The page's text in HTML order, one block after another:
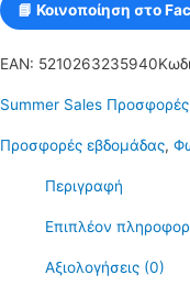
serenity
55
ποσότητα
📘 Κοινοποίηση στο
EAN: 5210263235940
Summer Sales Προσφορές
Προσφορές εβδομάδας,
Περιγραφή
Επιπλέον
Αξιολογήσεις (0)